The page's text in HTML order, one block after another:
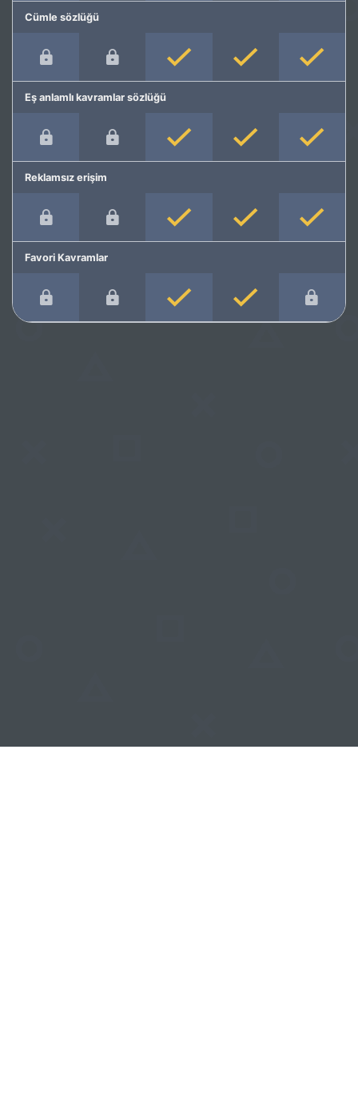
Cümle sözlüğü
Eş anlamlı kavramlar sözlüğü
Reklamsız erişim
Favori Kavramlar